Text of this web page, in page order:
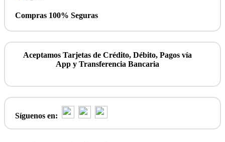
Compras 100% Seguras
Aceptamos Tarjetas de Crédito, Débito, Pagos vía
App y Transferencia Bancaria
Síguenos en: